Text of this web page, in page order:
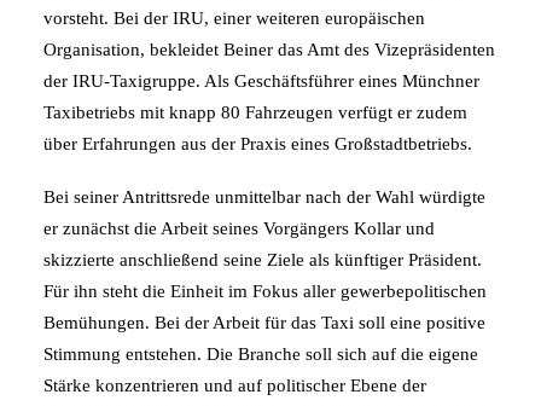
vorsteht. Bei der IRU, einer weiteren europäischen
Organisation, bekleidet Beiner das Amt des Vizepräsidenten
der IRU-Taxigruppe. Als Geschäftsführer eines Münchner
Taxibetriebs mit knapp 80 Fahrzeugen verfügt er zudem
über Erfahrungen aus der Praxis eines Großstadtbetriebs.
Bei seiner Antrittsrede unmittelbar nach der Wahl würdigte
er zunächst die Arbeit seines Vorgängers Kollar und
skizzierte anschließend seine Ziele als künftiger Präsident.
Für ihn steht die Einheit im Fokus aller gewerbepolitischen
Bemühungen. Bei der Arbeit für das Taxi soll eine positive
Stimmung entstehen. Die Branche soll sich auf die eigene
Stärke konzentrieren und auf politischer Ebene der